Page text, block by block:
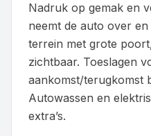
Nadruk op gemak en
neemt de auto over
terrein met grote
zichtbaar. Toeslagen
aankomst/terugkomst
Autowassen en
extra’s.